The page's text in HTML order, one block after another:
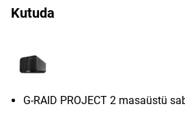
Kutuda
G-RAID PROJECT 2 masaüstü